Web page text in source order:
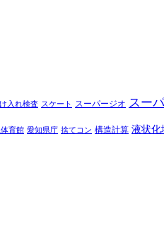
入れ検査 スケート スーパージオ スー
育館 愛知県庁 捨てコン 構造計算 液状化